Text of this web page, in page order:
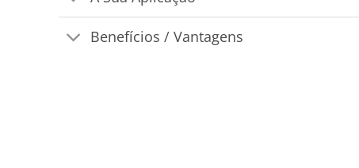
Benefícios / Vantagens